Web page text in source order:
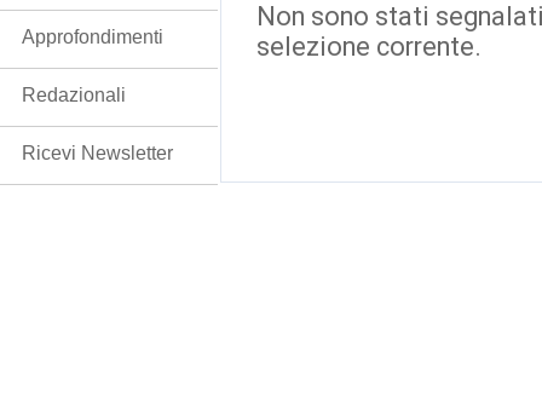
Non sono stati
selezione corrente.
Approfondimenti
Redazionali
Ricevi Newsletter